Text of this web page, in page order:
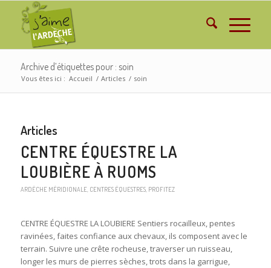
Archive d’étiquettes pour : soin
Vous êtes ici : Accueil / Articles / soin
Articles
CENTRE ÉQUESTRE LA
LOUBIÈRE À RUOMS
ARDÈCHE MÉRIDIONALE, CENTRES ÉQUESTRES, PROFITEZ
CENTRE ÉQUESTRE LA LOUBIERE Sentiers rocailleux, pentes
ravinées, faites confiance aux chevaux, ils composent avec le
terrain. Suivre une crête rocheuse, traverser un ruisseau,
longer les murs de pierres sèches, trots dans la garrigue,